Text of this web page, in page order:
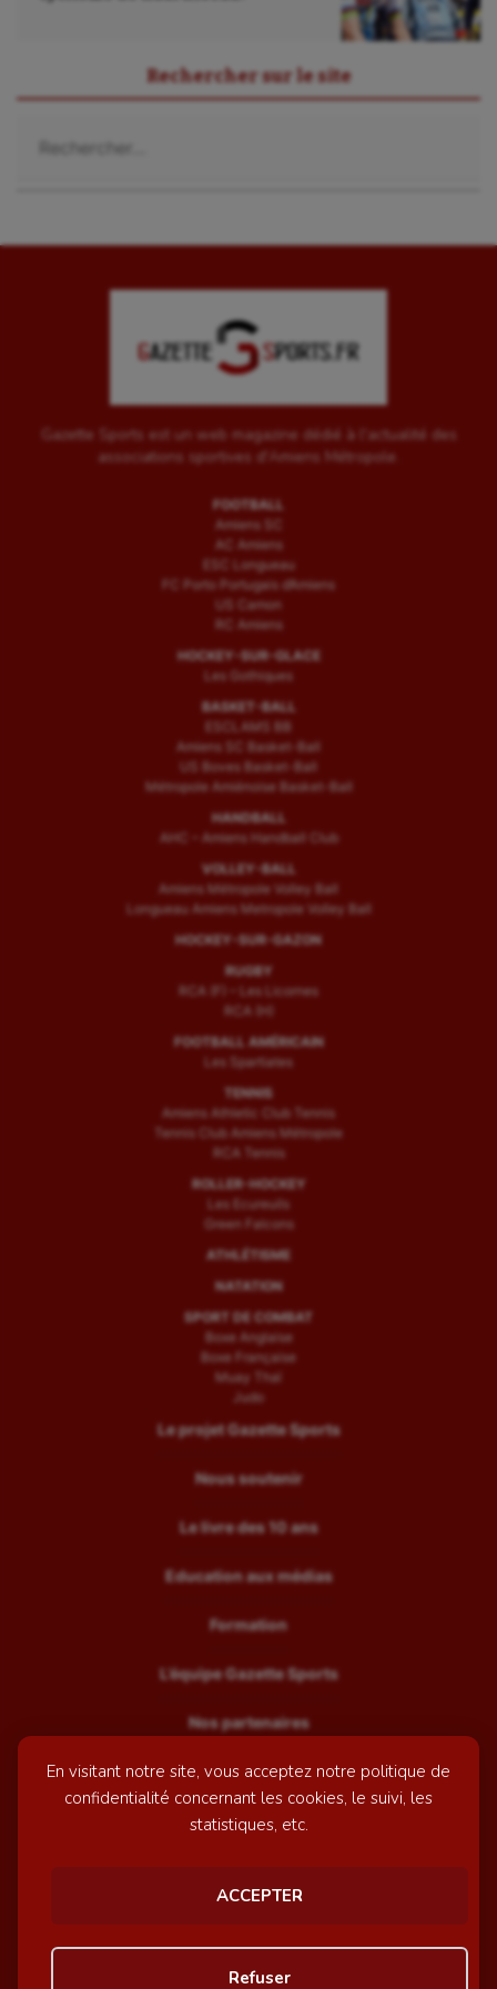
En visitant notre site, vous acceptez notre politique de
confidentialité concernant les cookies, le suivi, les
statistiques, etc.
ACCEPTER
Refuser
Wakeboard
Water-polo
Rechercher sur le site
Gazette Sports est un web magazine dédié à l'actualité des
associations sportives d'Amiens Métropole.
FOOTBALL
Amiens SC
AC Amiens
ESC Longueau
FC Porto Portugais d’Amiens
US Camon
RC Amiens
HOCKEY-SUR-GLACE
Les Gothiques
BASKET-BALL
ESCLAMS BB
Amiens SC Basket-Ball
US Boves Basket-Ball
Métropole Amiénoise Basket-Ball
HANDBALL
AHC – Amiens Handball Club
VOLLEY-BALL
Amiens Métropole Volley Ball
Longueau Amiens Metropole Volley Ball
HOCKEY-SUR-GAZON
RUGBY
RCA (F) – Les Licornes
RCA (H)
FOOTBALL AMÉRICAIN
Les Spartiates
TENNIS
Amiens Athletic Club Tennis
Tennis Club Amiens Métropole
RCA Tennis
ROLLER-HOCKEY
Les Ecureuils
Green Falcons
ATHLÉTISME
NATATION
SPORT DE COMBAT
Boxe Anglaise
Boxe Française
Muay Thaï
Judo
Le projet Gazette Sports
Nous soutenir
Le livre des 10 ans
Education aux médias
Formation
L’équipe Gazette Sports
Nos partenaires
Recrutement
Mentions légales
© GazetteSports - 2026 | Site internet réalisé par